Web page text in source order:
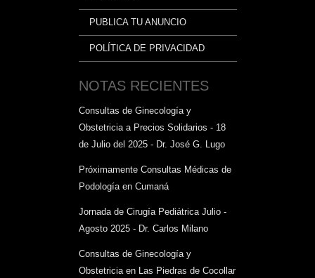
PUBLICA TU ANUNCIO
POLÍTICA DE PRIVACIDAD
NOTAS RECIENTES
Consultas de Ginecología y
Obstetricia a Precios Solidarios - 18
de Julio del 2025 - Dr. José G. Lugo
Próximamente Consultas Médicas de
Podología en Cumaná
Jornada de Cirugía Pediátrica Julio -
Agosto 2025 - Dr. Carlos Milano
Consultas de Ginecología y
Obstetricia en Las Piedras de Cocollar